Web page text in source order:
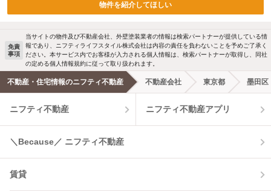
物件を紹介してほしい
免責
事項
当サイトの物件及び不動産会社、外壁塗装業者の情報は検索パートナーが提供している情
報であり、ニフティライフスタイル株式会社は内容の責任を負わないことを予めご了承く
ださい。本サービス内でお客様が入力される個人情報は、検索パートナーが取得し、同社
の定める個人情報規約に従って取り扱われます。
不動産・住宅情報のニフティ不動産 不動産会社 東京都 墨田区
ニフティ不動産 ニフティ不動産アプリ
＼Because／ ニフティ不動産
賃貸